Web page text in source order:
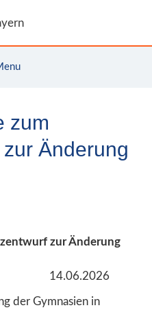
zum
Änderung
zur Änderung
der Gymnasien in